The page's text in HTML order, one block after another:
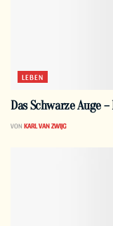
LEBEN
Das Schwarze Auge
VON KARL VAN ZWIJG